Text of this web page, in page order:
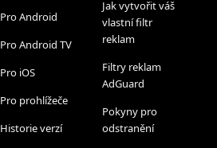
Pro Android
Pro Android TV
Pro iOS
Pro prohlížeče
Historie verzí
Jak vytvořit váš
vlastní filtr
reklam
Filtry reklam
AdGuard
Pokyny pro
odstranění